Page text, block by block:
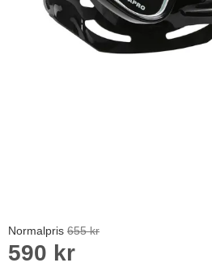
Normalpris 655 kr
590 kr